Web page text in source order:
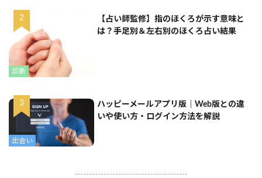
診断
【占い師監修】指のほくろが示す意味と
は？手足別＆左右別のほくろ占い結果
出会い
ハッピーメールアプリ版｜Web版との違
いや使い方・ログイン方法を解説